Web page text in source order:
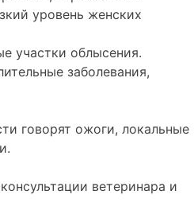
уровень женских
участки облысения.
заболевания,
говорят ожоги, локальные
ветеринара и